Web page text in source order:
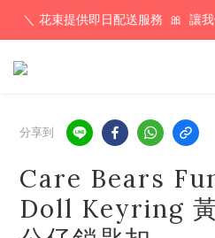
下 午 𝟱𝗣𝗠 前 訂 單  🕔  即 日 寄
＼ 花束提供即日配送服務  🎀  讓
下 午 𝟱𝗣𝗠 前 訂 單  🕔  即 日
分享到
Care Bears
Doll Keyring